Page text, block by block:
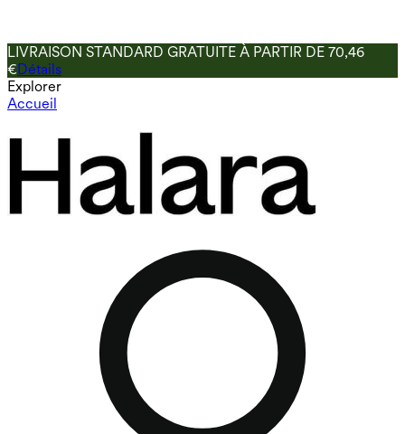
LIVRAISON STANDARD GRATUITE À PARTIR DE 70,46
€Détails
Explorer
Accueil